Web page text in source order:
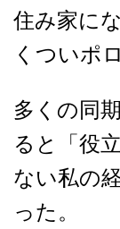
住み家に
くついポ
多くの同
ると「役
ない私の
った。